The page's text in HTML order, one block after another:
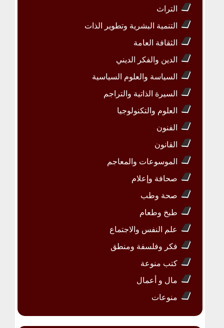
التراث
التنمية البشرية وتطوير الذات
الثقافة العامة
الدين والفكر الديني
السياسة والعلوم السياسية
السيرة الذاتية والتراجم
العلوم والتكنولوجيا
الفنون
القانون
الموسوعات والمعاجم
صحافة وإعلام
صحة وطب
طبخ وطعام
علم النفس والاجتماع
فكر وفلسفة ومنطق
كتب منوعة
مال و أعمال
منوعات